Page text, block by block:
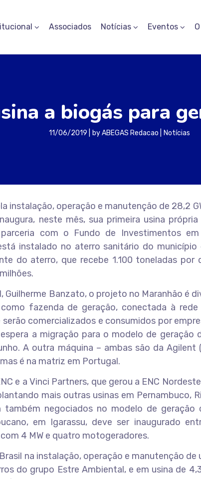
Associados Notícias Eventos
a biogás para
11/06/2019 byABEGAS Redacao Notícias
instalação, operação e manutenção de 28,2
neste mês, sua primeira usina
com o Fundo de Investimentos em
instalado no aterro sanitário do município
do aterro, que recebe 1.100 toneladas por
Guilherme Banzato, o projeto no Maranhão é
fazenda de geração, conectada à
comercializados e consumidos por
a migração para o modelo de geração
A outra máquina – ambas são da Agilent
é na matriz em Portugal.
e a Vinci Partners, que gerou a ENC
mais outras usinas em Pernambuco,
também negociados no modelo de geração
em Igarassu, deve ser inaugurado
4 MW e quatro motogeradores.
na instalação, operação e manutenção de
do grupo Estre Ambiental, e em usina de